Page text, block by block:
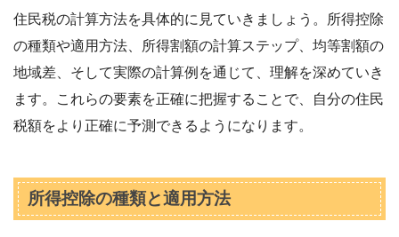
住民税の計算方法を具体的に見ていきましょう。所得控除
の種類や適用方法、所得割額の計算ステップ、均等割額の
地域差、そして実際の計算例を通じて、理解を深めていき
ます。これらの要素を正確に把握することで、自分の住民
税額をより正確に予測できるようになります。
所得控除の種類と適用方法